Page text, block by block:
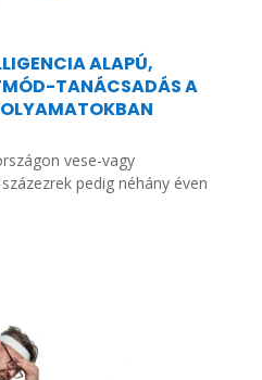
ALAPÚ,
TANÁCSADÁS A
vese-vagy
pedig néhány éven